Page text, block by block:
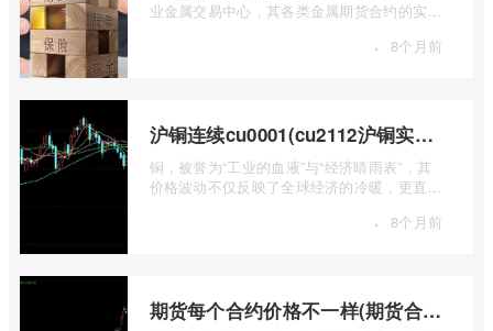
业金属交易中心，其各类金属期货合约的实时
· 8个月前
沪铜连续cu0001(cu2112沪铜实时行情)
铜，被誉为“工业的血液”与“经济晴雨表”，其
价格波动不仅反映了全球经济的冷暖，更直接
· 8个月前
期货每个合约价格不一样(期货合约之间的价格差)